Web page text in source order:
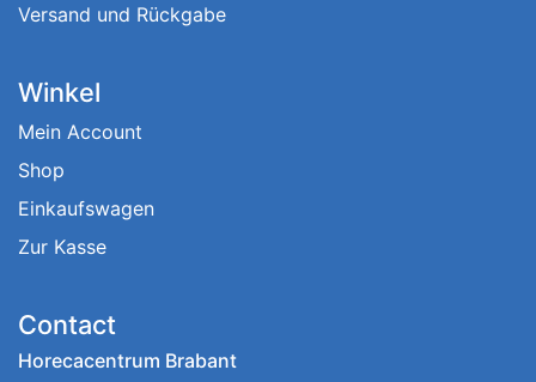
Versand und Rückgabe
Winkel
Mein Account
Shop
Einkaufswagen
Zur Kasse
Contact
Horecacentrum Brabant